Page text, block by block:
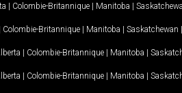
| Colombie-Britannique | Manitoba |
Colombie-Britannique | Manitoba | Saskatchewan |
| Colombie-Britannique | Manitoba |
| Colombie-Britannique | Manitoba |